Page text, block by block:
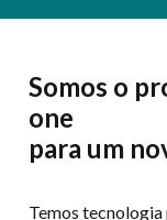
Somos o
one
para um
Temos